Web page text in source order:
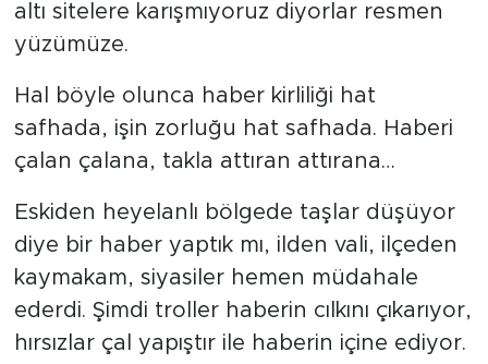
altı sitelere karışmıyoruz diyorlar resmen
yüzümüze.
Hal böyle olunca haber kirliliği hat
safhada, işin zorluğu hat safhada. Haberi
çalan çalana, takla attıran attırana…
Eskiden heyelanlı bölgede taşlar düşüyor
diye bir haber yaptık mı, ilden vali, ilçeden
kaymakam, siyasiler hemen müdahale
ederdi. Şimdi troller haberin cılkını çıkarıyor,
hırsızlar çal yapıştır ile haberin içine ediyor.